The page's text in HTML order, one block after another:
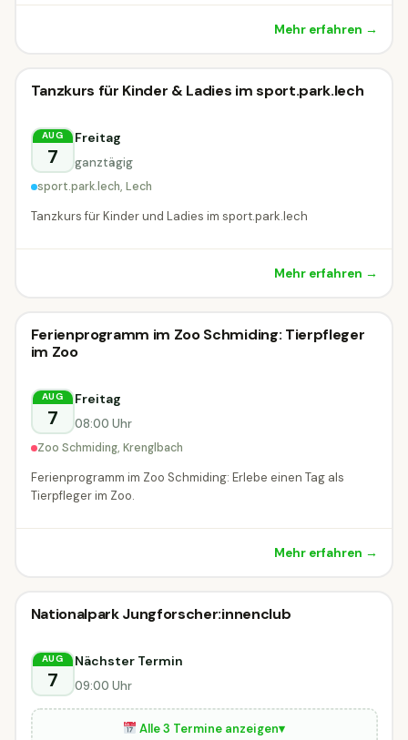
Mehr erfahren →
Kinderworkshop
Kinderworkshop MORGEN
Tanzkurs für Kinder & Ladies im sport.park.lech
AUG
7
Freitag
ganztägig
sport.park.lech, Lech
Tanzkurs für Kinder und Ladies im sport.park.lech
Mehr erfahren →
Kinderworkshop
Kinderworkshop MORGEN
Ferienprogramm im Zoo Schmiding: Tierpfleger
im Zoo
AUG
7
Freitag
08:00 Uhr
Zoo Schmiding, Krenglbach
Ferienprogramm im Zoo Schmiding: Erlebe einen Tag als
Tierpfleger im Zoo.
Mehr erfahren →
Kinderworkshop
Kinderworkshop
Nationalpark Jungforscher:innenclub
AUG
7
Nächster Termin
09:00 Uhr
Alle 3 Termine anzeigen▾